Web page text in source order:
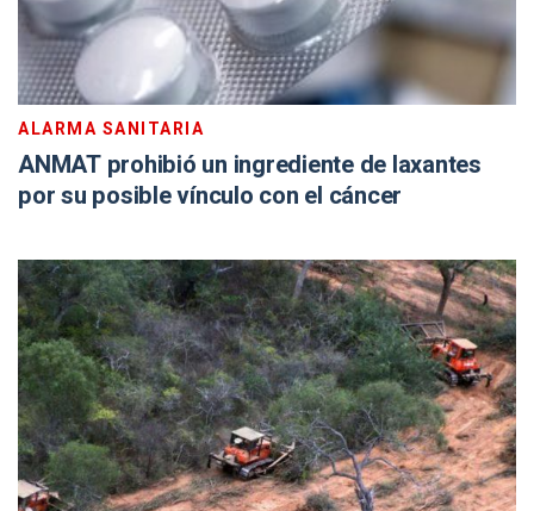
ALARMA SANITARIA
ANMAT prohibió un ingrediente de laxantes
por su posible vínculo con el cáncer